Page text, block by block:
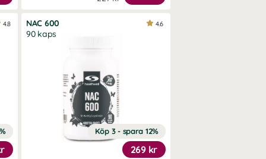
4.8
NAC 600
90 kaps
Köp 3 - spara 12%
269 kr
4.6